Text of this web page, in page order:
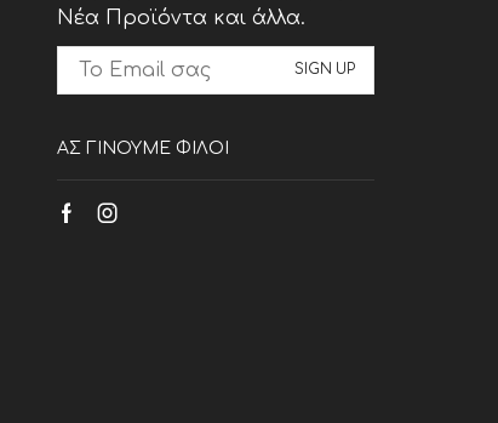
Νέα Προϊόντα και άλλα.
ΑΣ ΓΙΝΟΥΜΕ ΦΙΛΟΙ
Facebook
Instagram